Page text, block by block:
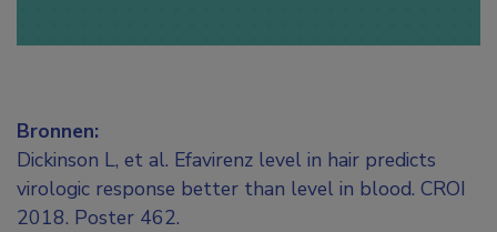
Bronnen:
Dickinson L, et al. Efavirenz level in hair predicts
virologic response better than level in blood. CROI
2018. Poster 462.